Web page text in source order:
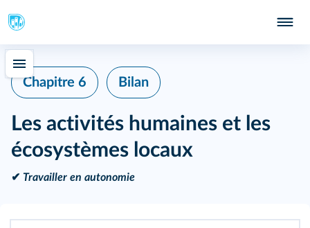
Chapitre 6 Bilan
Les activités humaines et les
écosystèmes locaux
✔ Travailler en autonomie